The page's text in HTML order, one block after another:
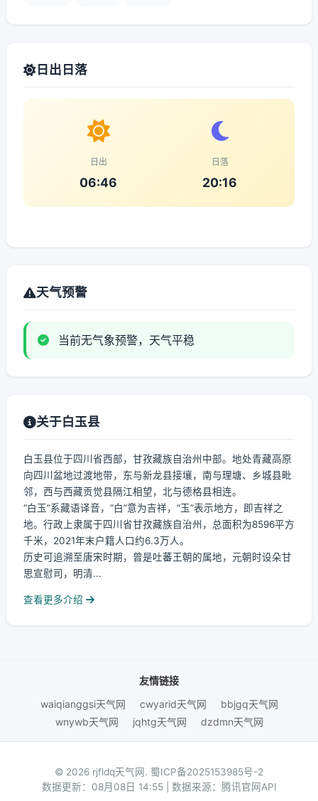
日出日落
日出
06:46
日落
20:16
天气预警
当前无气象预警，天气平稳
关于白玉县
白玉县位于四川省西部，甘孜藏族自治州中部。地处青藏高原
向四川盆地过渡地带，东与新龙县接壤，南与理塘、乡城县毗
邻，西与西藏贡觉县隔江相望，北与德格县相连。
“白玉”系藏语译音，“白”意为吉祥，“玉”表示地方，即吉祥之
地。行政上隶属于四川省甘孜藏族自治州，总面积为8596平方
千米，2021年末户籍人口约6.3万人。
历史可追溯至唐宋时期，曾是吐蕃王朝的属地，元朝时设朵甘
思宣慰司，明清...
查看更多介绍
友情链接
waiqianggsi天气网
cwyarid天气网
bbjgq天气网
wnywb天气网
jqhtg天气网 dzdmn天气网
© 2026 rjfldq天气网. 蜀ICP备2025153985号-2
数据更新：08月08日 14:55 | 数据来源：腾讯官网API